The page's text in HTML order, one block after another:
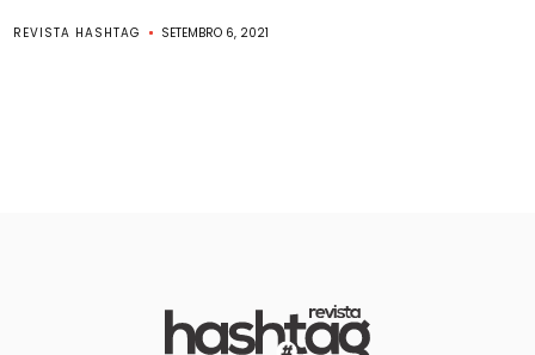
REVISTA HASHTAG SETEMBRO 6, 2021